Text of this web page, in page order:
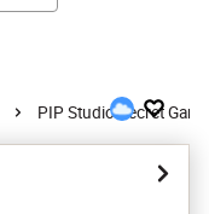
PIP Studio Secret